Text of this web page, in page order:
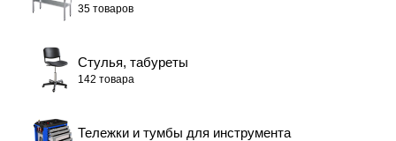
35 товаров
Стулья, табуреты
142 товара
Тележки и тумбы для инструмента